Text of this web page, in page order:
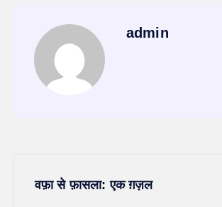
admin
वफ़ा से फ़ासला: एक ग़ज़ल